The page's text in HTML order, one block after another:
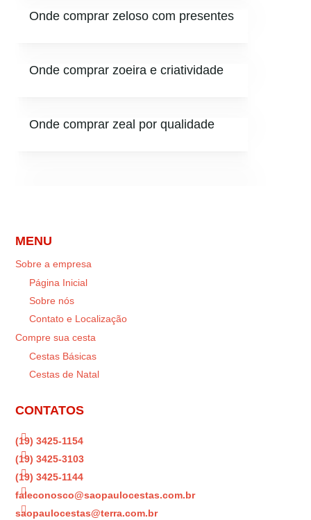
Onde comprar zeloso com presentes
Onde comprar zoeira e criatividade
Onde comprar zeal por qualidade
MENU
Sobre a empresa
Página Inicial
Sobre nós
Contato e Localização
Compre sua cesta
Cestas Básicas
Cestas de Natal
CONTATOS

(19) 3425-1154

(19) 3425-3103

(19) 3425-1144

faleconosco@saopaulocestas.com.br

saopaulocestas@terra.com.br